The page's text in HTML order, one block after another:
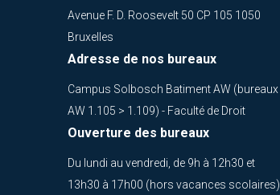
Avenue F. D. Roosevelt 50 CP 105 1050
Bruxelles
Adresse de nos bureaux
Campus Solbosch Batiment AW (bureaux
AW 1.105 > 1.109) - Faculté de Droit
Ouverture des bureaux
Du lundi au vendredi, de 9h à 12h30 et
13h30 à 17h00 (hors vacances scolaires)